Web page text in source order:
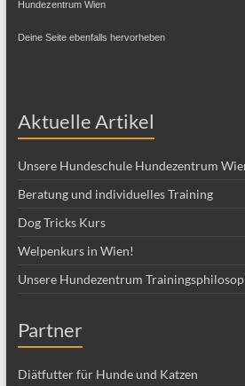
Hundezentrum Wien
Deine Seite ebenfalls hervorheben
Aktuelle Artikel
Unsere Hundeschule Hundezentrum
Beratung und individuelles Training
Dog Tricks Kurs
Welpenkurs in Wien!
Unsere Hundezentrum
Partner
Diätfutter für Hunde und Katzen